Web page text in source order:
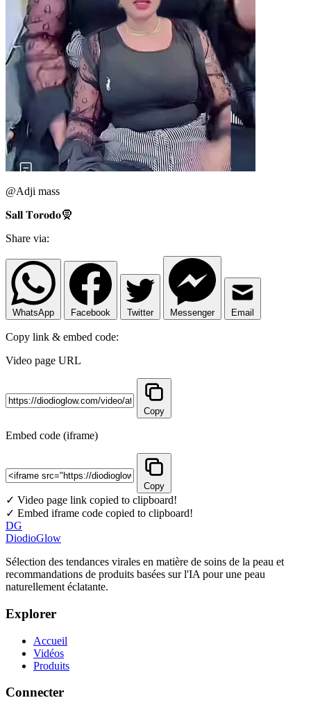
@Adji mass
𝐒𝐚𝐥𝐥 𝐓𝐨𝐫𝐨𝐝𝐨🧕
Share via:
WhatsApp Facebook Twitter Messenger Email
Copy link & embed code:
Video page URL
Copy
Embed code (iframe)
Copy
✓ Video page link copied to clipboard!
✓ Embed iframe code copied to clipboard!
DG
DiodioGlow
Sélection des tendances virales en matière de soins de la peau et
recommandations de produits basées sur l'IA pour une peau
naturellement éclatante.
Explorer
Accueil
Vidéos
Produits
Connecter